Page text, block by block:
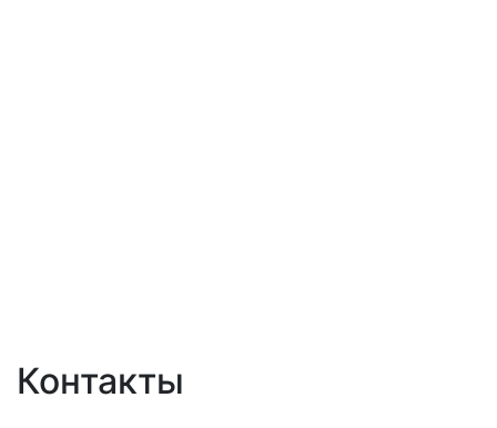
Контакты